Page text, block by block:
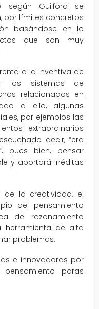
según Guilford se
por límites concretos
basándose en lo
que son muy
a la inventiva de
los sistemas de
relacionados en
a ello, algunas
por ejemplos las
extraordinarios
decir, “era
pues bien, pensar
y aportará inéditas
la creatividad, el
del pensamiento
del razonamiento
herramienta de alta
problemas.
e innovadoras por
paras